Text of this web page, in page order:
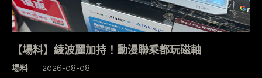
【場料】綾波麗加持！動漫聯乘都玩磁軸
場料 2026-08-08